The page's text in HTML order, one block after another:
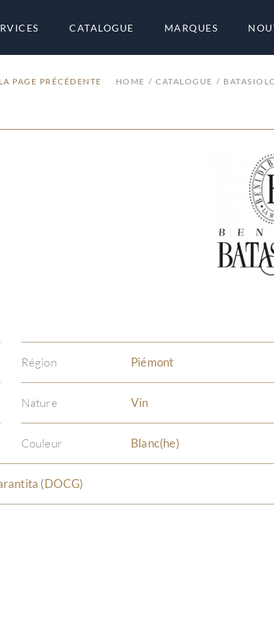
CATALOGUE MARQUES
PAGE PRÉCÉDENTE HOME CATALOGUE
Région Piémont
Nature Vin
Couleur Blanc(he)
(DOCG)